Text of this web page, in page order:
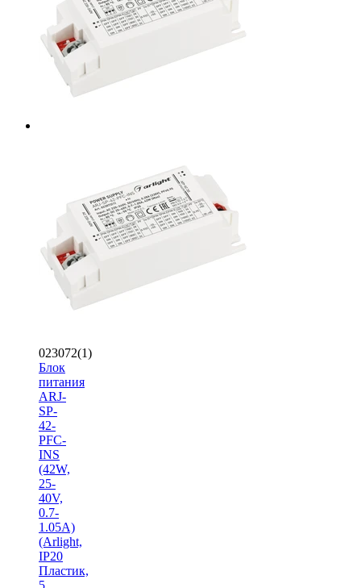
023072(1)
Блок
питания
ARJ-
SP-
42-
PFC-
INS
(42W,
25-
40V,
0.7-
1.05A)
(Arlight,
IP20
Пластик,